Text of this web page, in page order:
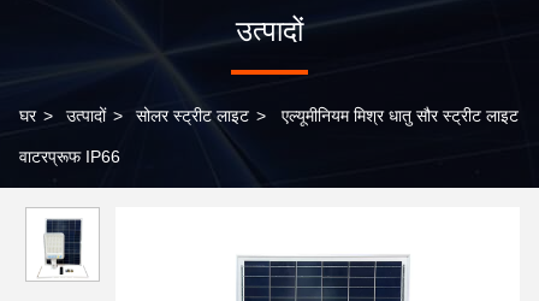
उत्पादों
घर > उत्पादों > सोलर स्ट्रीट लाइट > एल्यूमीनियम मिश्र धातु सौर स्ट्रीट लाइट
वाटरप्रूफ IP66